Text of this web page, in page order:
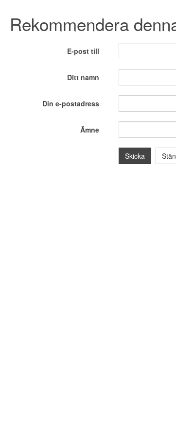
Rekommendera
E-post till
Ditt namn
Din e-postadress
Ämne
Skicka